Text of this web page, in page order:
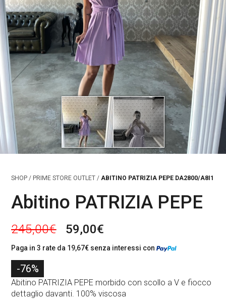
SHOP / PRIME STORE OUTLET /ABITINO PATRIZIA PEPE DA2800/A8I1
Abitino PATRIZIA PEPE
245,00€
l
r
59,00€I
l
r
Paga in 3 rate da 19,67€ senza interessi con
-76%
Abitino PATRIZIA PEPE morbido con scollo a V e fiocco
dettaglio davanti. 100% viscosa